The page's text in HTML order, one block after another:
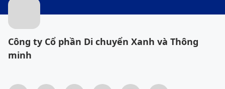
Công ty Cổ phần Di chuyển Xanh và Thông
minh